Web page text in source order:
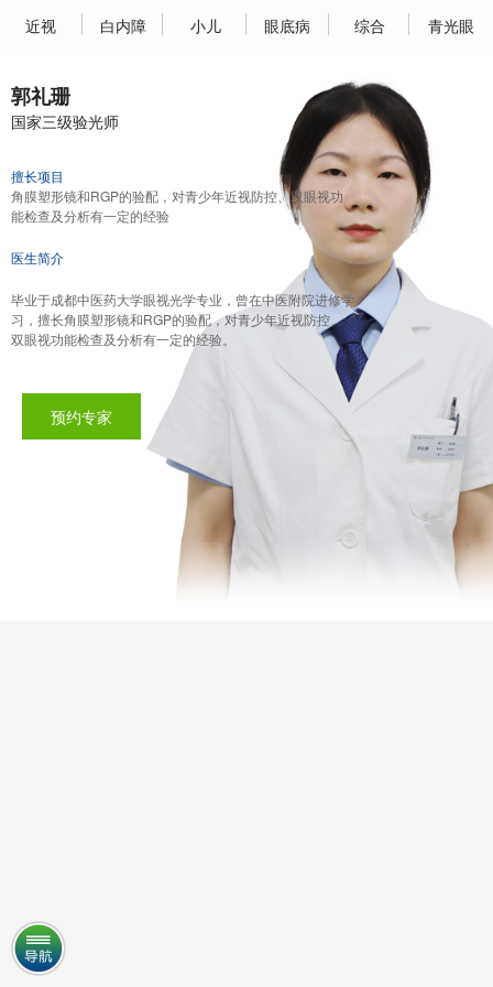
近视 白内障 小儿 眼底病 综合 青光眼
郭礼珊
国家三级验光师
擅长项目
角膜塑形镜和RGP的验配，对青少年近视防控、双眼视功
能检查及分析有一定的经验
医生简介
毕业于成都中医药大学眼视光学专业，曾在中医附院进修学
习，擅长角膜塑形镜和RGP的验配，对青少年近视防控、
双眼视功能检查及分析有一定的经验。
预约专家